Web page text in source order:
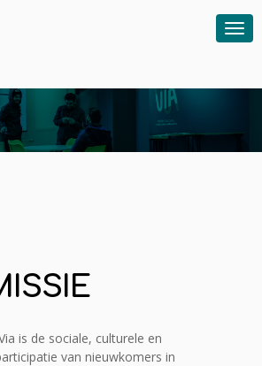
is de sociale, culturele en
van nieuwkomers in